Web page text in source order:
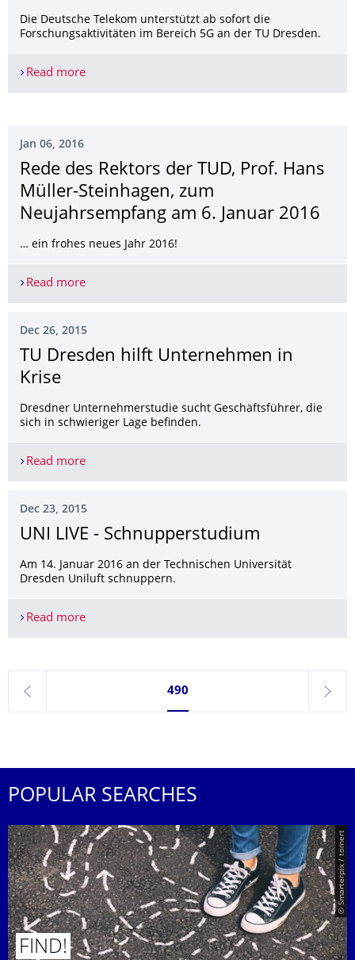
Die Deutsche Telekom unterstützt ab sofort die
Forschungsaktivitäten im Bereich 5G an der TU Dresden.
Read moreEngagement der Deutschen Telekom an der TU
Jan 06, 2016
Rede des Rektors der TUD, Prof. Hans
Müller-Steinhagen, zum
Neujahrsempfang am 6. Januar 2016
… ein frohes neues Jahr 2016!
Read moreRede des Rektors der TUD, Prof. Hans Müller-
Dec 26, 2015
TU Dresden hilft Unternehmen in
Krise
Dresdner Unternehmerstudie sucht Geschäftsführer, die
sich in schwieriger Lage befinden.
Read moreTU Dresden hilft Unternehmen in Krise
Dec 23, 2015
UNI LIVE - Schnupperstudium
Am 14. Januar 2016 an der Technischen Universität
Dresden Uniluft schnuppern.
Read moreUNI LIVE - Schnupperstudium
previous
Currently on page 490
490
next
POPULAR SEARCHES
© Smarterpix / tomert
FIND!